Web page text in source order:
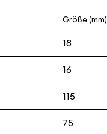
Größe (mm)
18
16
115
75